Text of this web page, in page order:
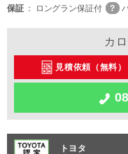
保証
ロングラン保証付
カ
見積依頼（無料）
トヨタ